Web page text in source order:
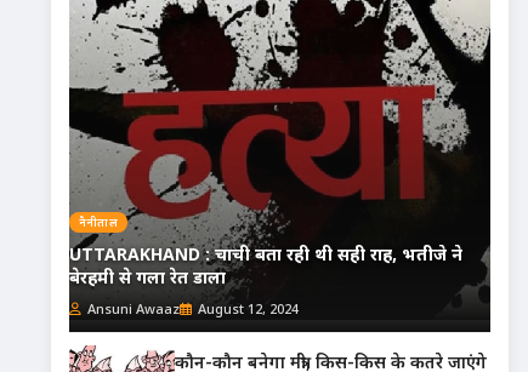
नैनीताल
UTTARAKHAND : चाची बता रही थी सही राह, भतीजे ने
बेरहमी से गला रेत डाला
Ansuni Awaaz August 12, 2024
कौन-कौन बनेगा मंत्री, किस-किस के कतरे जाएंगे